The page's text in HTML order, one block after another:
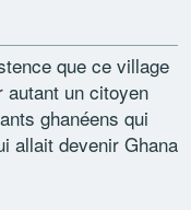
que ce village
autant un citoyen
ghanéens qui
allait devenir Ghana